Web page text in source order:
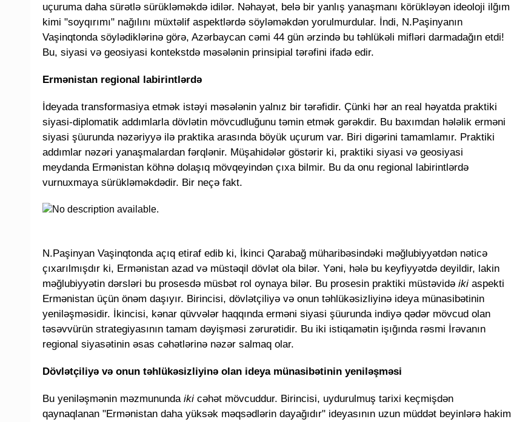
uçuruma daha sürətlə sürükləməkdə idilər. Nəhayət, belə bir yanlış yanaşmanı körükləyən ideoloji ilğım
kimi "soyqırımı" nağılını müxtəlif aspektlərdə söyləməkdən yorulmurdular. İndi, N.Paşinyanın
Vaşinqtonda söylədiklərinə görə, Azərbaycan cəmi 44 gün ərzində bu təhlükəli mifləri darmadağın etdi!
Bu, siyasi və geosiyasi kontekstdə məsələnin prinsipial tərəfini ifadə edir.
Ermənistan regional labirintlərdə
İdeyada transformasiya etmək istəyi məsələnin yalnız bir tərəfidir. Çünki hər an real həyatda praktiki
siyasi-diplomatik addımlarla dövlətin mövcudluğunu təmin etmək gərəkdir. Bu baxımdan hələlik erməni
siyasi şüurunda nəzəriyyə ilə praktika arasında böyük uçurum var. Biri digərini tamamlamır. Praktiki
addımlar nəzəri yanaşmalardan fərqlənir. Müşahidələr göstərir ki, praktiki siyasi və geosiyasi
meydanda Ermənistan köhnə dolaşıq mövqeyindən çıxa bilmir. Bu da onu regional labirintlərdə
vurnuxmaya sürükləməkdədir. Bir neçə fakt.
N.Paşinyan Vaşinqtonda açıq etiraf edib ki, İkinci Qarabağ müharibəsindəki məğlubiyyətdən nəticə
çıxarılmışdır ki, Ermənistan azad və müstəqil dövlət ola bilər. Yəni, hələ bu keyfiyyətdə deyildir, lakin
məğlubiyyətin dərsləri bu prosesdə müsbət rol oynaya bilər. Bu prosesin praktiki müstəvidə iki aspekti
Ermənistan üçün önəm daşıyır. Birincisi, dövlətçiliyə və onun təhlükəsizliyinə ideya münasibətinin
yeniləşməsidir. İkincisi, kənar qüvvələr haqqında erməni siyasi şüurunda indiyə qədər mövcud olan
təsəvvürün strategiyasının tamam dəyişməsi zərurətidir. Bu iki istiqamətin işığında rəsmi İrəvanın
regional siyasətinin əsas cəhətlərinə nəzər salmaq olar.
Dövlətçiliyə və onun təhlükəsizliyinə olan ideya münasibətinin yeniləşməsi
Bu yeniləşmənin məzmununda iki cəhət mövcuddur. Birincisi, uydurulmuş tarixi keçmişdən
qaynaqlanan "Ermənistan daha yüksək məqsədlərin dayağıdır" ideyasının uzun müddət beyinlərə hakim